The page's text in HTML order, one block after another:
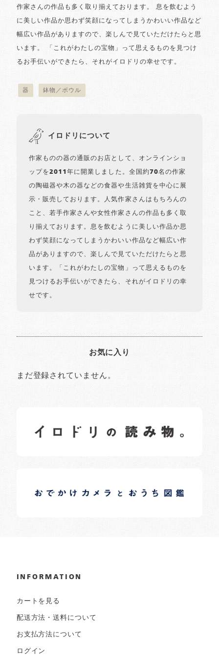
作家さんの作品も多く取り揃えております。 息を飲むよう
に美しい作品か思わず笑顔になってしまうかわいい作品など
幅広い作品がありますので、楽しんで見ていただけたらと思
います。 「これがわたしの宝物」って思えるものを見つけ
るお手伝いができたら、それがイロドリの幸せです。
器 鉢物／ボウル
イロドリについて
作家ものの器の通販のお店として、オンラインショ
ップを2011年に開業しました。全国約70名の作家
の陶磁器や木の器などの食器や生活雑貨を中心に展
示・販売しております。人気作家さんはもちろんの
こと、若手作家さんや女性作家さんの作品も多く取
り揃えております。息を飲むように美しい作品か思
わず笑顔になってしまうかわいい作品など幅広い作
品がありますので、楽しんで見ていただけたらと思
います。「これがわたしの宝物」って思えるものを
見つけるお手伝いができたら、それがイロドリの幸
せです。
お気に入り
まだ登録されていません。
日常の様子など随時更新中です。
日常の様子など随時更新中です。
INFORMATION
カートを見る
配送方法・送料について
お支払方法について
ログイン